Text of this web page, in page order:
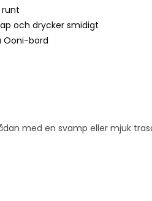
o
r
t
o
och drycker smidigt
Ooni-bord
med en svamp eller mjuk